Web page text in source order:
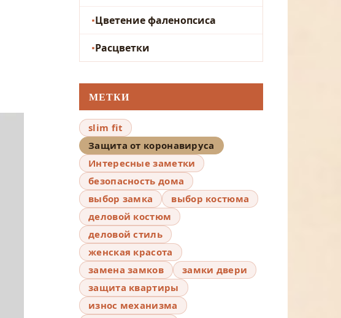
Цветение фаленопсиса
Расцветки
МЕТКИ
slim fit
Защита от коронавируса
Интересные заметки
безопасность дома
выбор замка
выбор костюма
деловой костюм
деловой стиль
женская красота
замена замков
замки двери
защита квартиры
износ механизма